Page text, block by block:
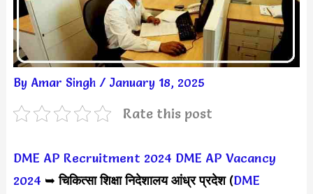
By Amar Singh / January 18, 2025
Rate this post
DME AP Recruitment 2024 DME AP Vacancy
2024 ➥चिकित्सा शिक्षा निदेशालय आंध्र प्रदेश(DME